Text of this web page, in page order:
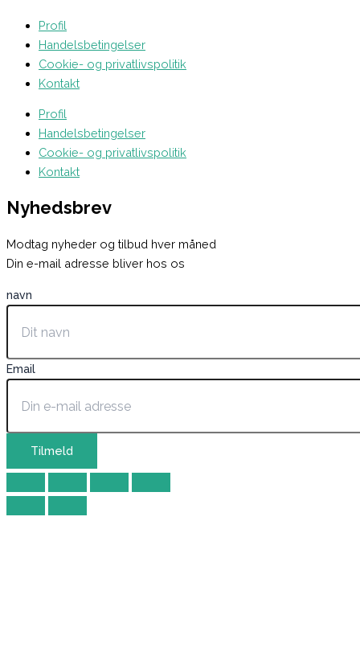
Profil
Handelsbetingelser
Cookie- og privatlivspolitik
Kontakt
Profil
Handelsbetingelser
Cookie- og privatlivspolitik
Kontakt
Nyhedsbrev
Modtag nyheder og tilbud hver måned
Din e-mail adresse bliver hos os
navn
Email
Tilmeld